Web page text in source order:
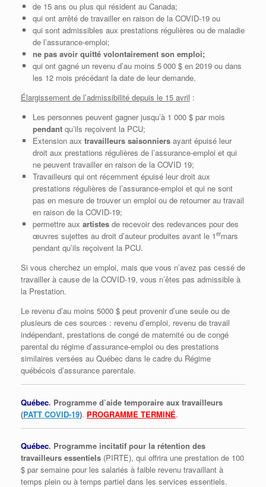
de 15 ans ou plus qui résident au Canada;
qui ont arrêté de travailler en raison de la COVID-19 ou
qui sont admissibles aux prestations régulières ou de maladie
de l’assurance-emploi;
ne pas avoir quitté volontairement son emploi;
qui ont gagné un revenu d’au moins 5 000 $ en 2019 ou dans
les 12 mois précédant la date de leur demande.
Élargissement de l’admissibilité depuis le 15 avril :
Les personnes peuvent gagner jusqu’à 1 000 $ par mois
pendant qu’ils reçoivent la PCU;
Extension aux travailleurs saisonniersayant épuisé leur
droit aux prestations régulières de l’assurance-emploi et qui
ne peuvent travailler en raison de la COVID 19;
Travailleurs qui ont récemment épuisé leur droit aux
prestations régulières de l’assurance-emploi et qui ne sont
pas en mesure de trouver un emploi ou de retourner au travail
en raison de la COVID-19;
permettre aux artistes de recevoir des redevances pour des
œuvres sujettes au droit d’auteur produites avant le 1ermars
pendant qu’ils reçoivent la PCU.
Si vous cherchez un emploi, mais que vous n’avez pas cessé de
travailler à cause de la COVID-19, vous n’êtes pas admissible à
la Prestation.
Le revenu d’au moins 5000 $ peut provenir d’une seule ou de
plusieurs de ces sources : revenu d’emploi, revenu de travail
indépendant, prestations de congé de maternité ou de congé
parental du régime d’assurance-emploi ou des prestations
similaires versées au Québec dans le cadre du Régime
québécois d’assurance parentale.
Québec. Programme d’aide temporaire aux travailleurs
(PATT COVID-19). PROGRAMME TERMINÉ.
Québec. Programme incitatif pour la rétention des
travailleurs essentiels (PIRTE), qui offrira une prestation de 100
$ par semaine pour les salariés à faible revenu travaillant à
temps plein ou à temps partiel dans les services essentiels.